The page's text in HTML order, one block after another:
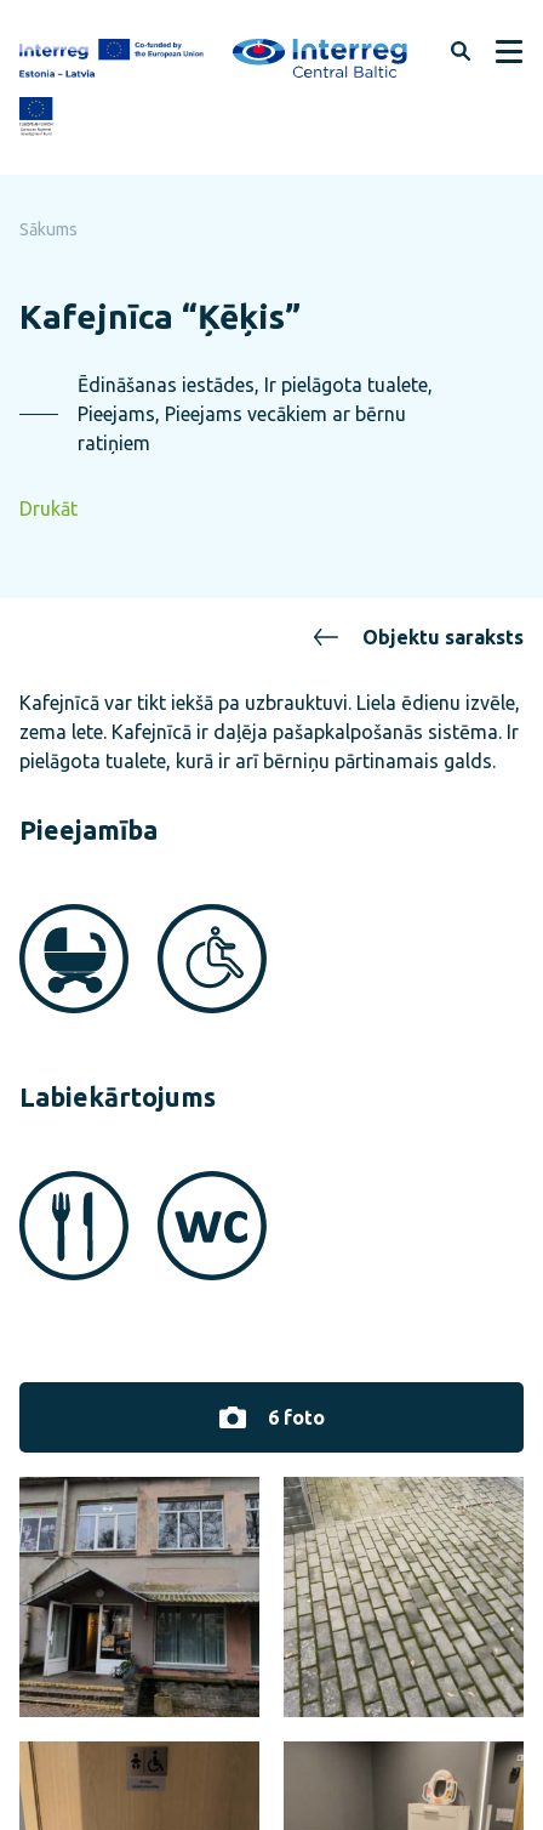
uz
lapas
saturu
Sākums
Kafejnīca “Ķēķis”
Ēdināšanas iestādes, Ir pielāgota tualete,
Pieejams, Pieejams vecākiem ar bērnu
ratiņiem
Drukāt
Objektu saraksts
Kafejnīcā var tikt iekšā pa uzbrauktuvi. Liela ēdienu izvēle,
zema lete. Kafejnīcā ir daļēja pašapkalpošanās sistēma. Ir
pielāgota tualete, kurā ir arī bērniņu pārtinamais galds.
Pieejamība
Labiekārtojums
6 foto